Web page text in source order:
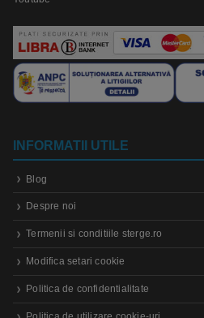
INFORMATII UTILE
Blog
Despre noi
Termenii si conditiile sterge.ro
Modifica setari cookie
Politica de confidentialitate